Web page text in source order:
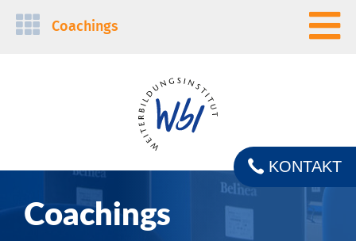
Navigation
Coachings
Coachings
KONTAKT